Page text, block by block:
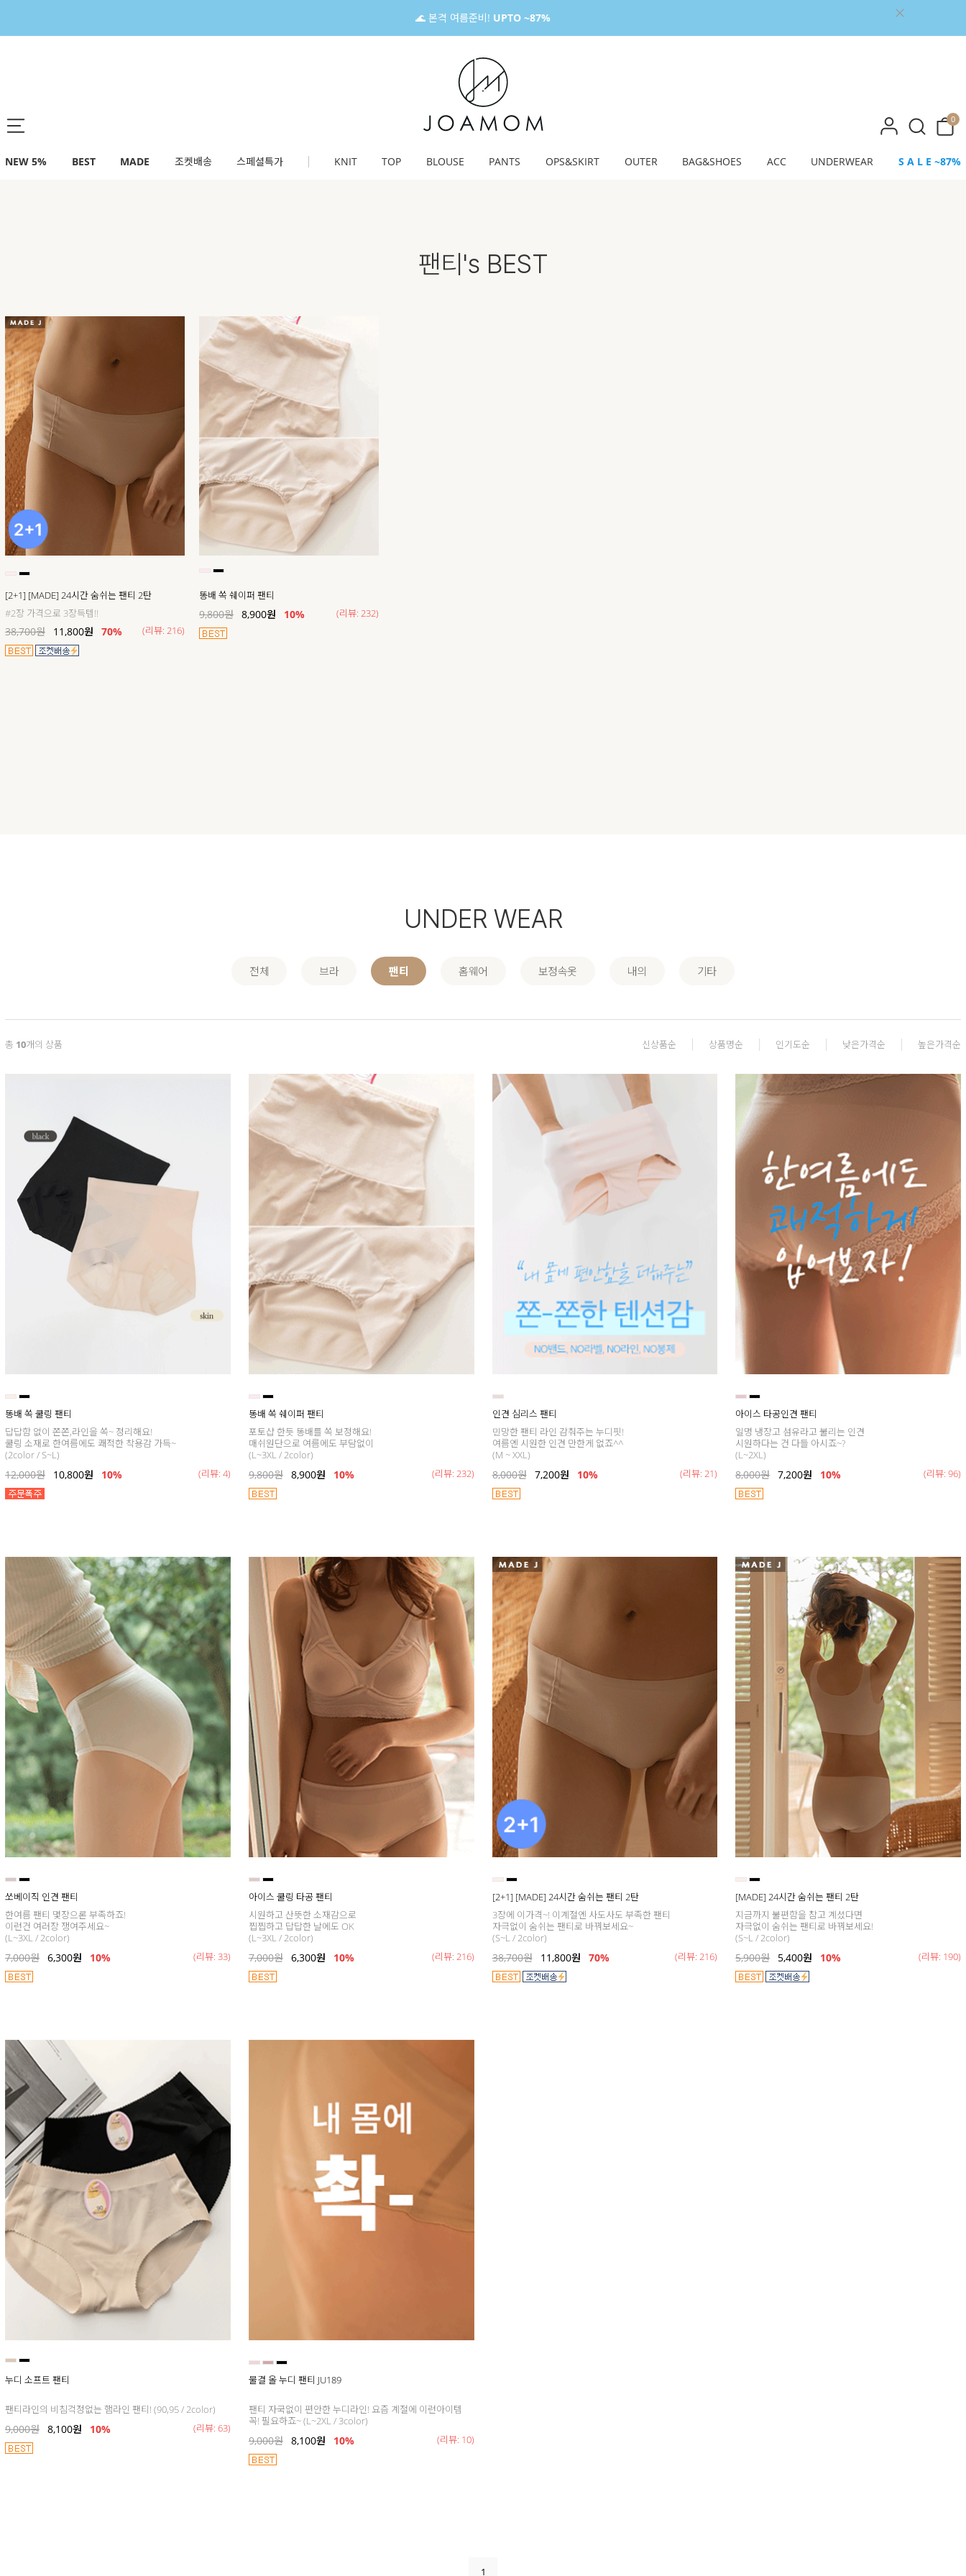
🌊 본격 여름준비! UPTO ~87%
0
NEW 5% BEST MADE 조켓배송 스페셜특가 KNIT TOP BLOUSE PANTS OPS&SKIRT OUTER BAG&SHOES ACC UNDERWEAR S A L E ~87%
팬티's BEST
[2+1] [MADE] 24시간 숨쉬는 팬티 2탄
#2장 가격으로 3장득템!!
38,700원 11,800원 70% (리뷰: 216)
똥배 쏙 쉐이퍼 팬티
9,800원 8,900원 10% (리뷰: 232)
UNDER WEAR
전체 브라 팬티 홈웨어 보정속옷 내의 기타
총 10개의 상품 신상품순 상품명순 인기도순 낮은가격순 높은가격순
똥배 쏙 쿨링 팬티
답답함 없이 쫀쫀,라인을 쏙~ 정리해요!
쿨링 소재로 한여름에도 쾌적한 착용감 가득~
(2color / S~L)
12,000원 10,800원 10% (리뷰: 4)
똥배 쏙 쉐이퍼 팬티
포토샵 한듯 똥배를 쏙 보정해요!
매쉬원단으로 여름에도 부담없이
(L~3XL / 2color)
9,800원 8,900원 10% (리뷰: 232)
인견 심리스 팬티
민망한 팬티 라인 감춰주는 누디핏!
여름엔 시원한 인견 만한게 없죠^^
(M ~ XXL)
8,000원 7,200원 10% (리뷰: 21)
아이스 타공인견 팬티
일명 냉장고 섬유라고 불리는 인견
시원하다는 건 다들 아시죠~?
(L~2XL)
8,000원 7,200원 10% (리뷰: 96)
쏘베이직 인견 팬티
한여름 팬티 몇장으론 부족하죠!
이런건 여러장 쟁여주세요~
(L~3XL / 2color)
7,000원 6,300원 10% (리뷰: 33)
아이스 쿨링 타공 팬티
시원하고 산뜻한 소재감으로
찝찝하고 답답한 날에도 OK
(L~3XL / 2color)
7,000원 6,300원 10% (리뷰: 216)
[2+1] [MADE] 24시간 숨쉬는 팬티 2탄
3장에 이가격~! 이계절엔 사도사도 부족한 팬티
자극없이 숨쉬는 팬티로 바꿔보세요~
(S~L / 2color)
38,700원 11,800원 70% (리뷰: 216)
[MADE] 24시간 숨쉬는 팬티 2탄
지금까지 불편함을 참고 계셨다면
자극없이 숨쉬는 팬티로 바꿔보세요!
(S~L / 2color)
5,900원 5,400원 10% (리뷰: 190)
누디 소프트 팬티
팬티라인의 비침걱정없는 햄라인 팬티! (90,95 / 2color)
9,000원 8,100원 10% (리뷰: 63)
물결 올 누디 팬티 JU189
팬티 자국없이 편안한 누디라인! 요즘 계절에 이런아이템
꼭! 필요하죠~ (L~2XL / 3color)
9,000원 8,100원 10% (리뷰: 10)
1